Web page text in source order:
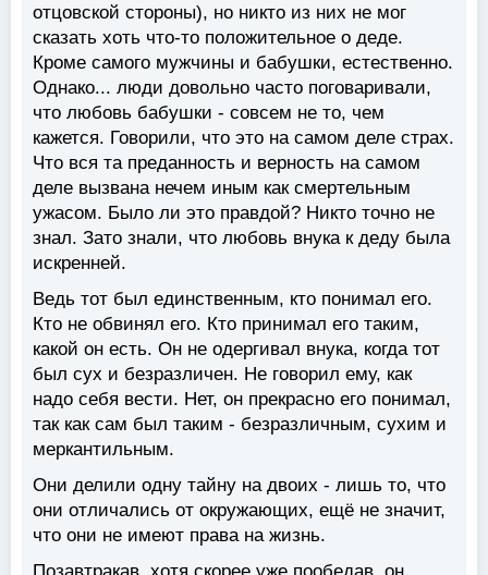
отцовской стороны), но никто из них не мог
сказать хоть что-то положительное о деде.
Кроме самого мужчины и бабушки, естественно.
Однако... люди довольно часто поговаривали,
что любовь бабушки - совсем не то, чем
кажется. Говорили, что это на самом деле страх.
Что вся та преданность и верность на самом
деле вызвана нечем иным как смертельным
ужасом. Было ли это правдой? Никто точно не
знал. Зато знали, что любовь внука к деду была
искренней.
Ведь тот был единственным, кто понимал его.
Кто не обвинял его. Кто принимал его таким,
какой он есть. Он не одергивал внука, когда тот
был сух и безразличен. Не говорил ему, как
надо себя вести. Нет, он прекрасно его понимал,
так как сам был таким - безразличным, сухим и
меркантильным.
Они делили одну тайну на двоих - лишь то, что
они отличались от окружающих, ещё не значит,
что они не имеют права на жизнь.
Позавтракав, хотя скорее уже пообедав, он